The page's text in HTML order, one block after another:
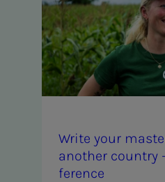
Write your
an­oth­er coun­try
fer­­­ence